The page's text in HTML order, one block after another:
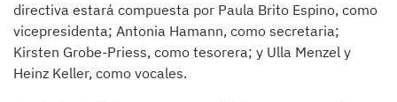
directiva estará compuesta por Paula Brito Espino, como
vicepresidenta; Antonia Hamann, como secretaria;
Kirsten Grobe-Priess, como tesorera; y Ulla Menzel y
Heinz Keller, como vocales.